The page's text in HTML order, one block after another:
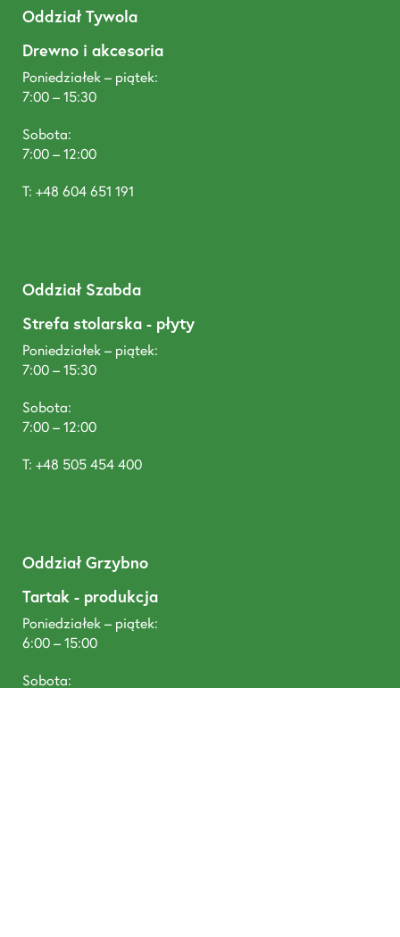
Oddział Tywola
Drewno i akcesoria
Poniedziałek – piątek:
7:00 – 15:30
Sobota:
7:00 – 12:00
T: +48 604 651 191
Oddział Szabda
Strefa stolarska - płyty
Poniedziałek – piątek:
7:00 – 15:30
Sobota:
7:00 – 12:00
T: +48 505 454 400
Oddział Grzybno
Tartak - produkcja
Poniedziałek – piątek:
6:00 – 15:00
Sobota: